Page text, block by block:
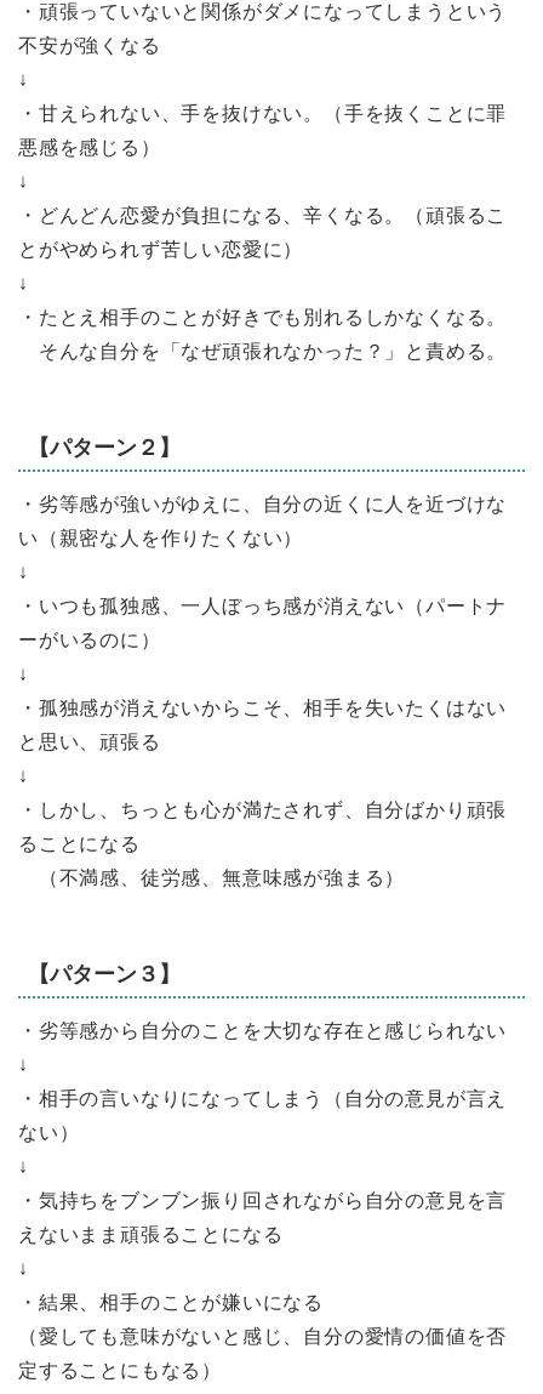
・頑張っていないと関係がダメになってしまうという
不安が強くなる
↓
・甘えられない、手を抜けない。（手を抜くことに罪
悪感を感じる）
↓
・どんどん恋愛が負担になる、辛くなる。（頑張るこ
とがやめられず苦しい恋愛に）
↓
・たとえ相手のことが好きでも別れるしかなくなる。
そんな自分を「なぜ頑張れなかった？」と責める。
【パターン２】
・劣等感が強いがゆえに、自分の近くに人を近づけな
い（親密な人を作りたくない）
↓
・いつも孤独感、一人ぼっち感が消えない（パートナ
ーがいるのに）
↓
・孤独感が消えないからこそ、相手を失いたくはない
と思い、頑張る
↓
・しかし、ちっとも心が満たされず、自分ばかり頑張
ることになる
（不満感、徒労感、無意味感が強まる）
【パターン３】
・劣等感から自分のことを大切な存在と感じられない
↓
・相手の言いなりになってしまう（自分の意見が言え
ない）
↓
・気持ちをブンブン振り回されながら自分の意見を言
えないまま頑張ることになる
↓
・結果、相手のことが嫌いになる
（愛しても意味がないと感じ、自分の愛情の価値を否
定することにもなる）